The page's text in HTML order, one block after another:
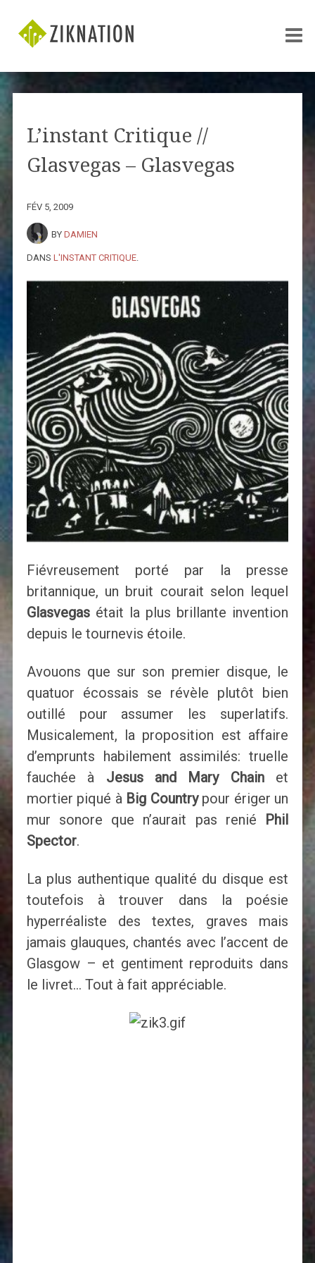
L’instant Critique //
Glasvegas – Glasvegas
FÉV 5, 2009
BY DAMIEN
DANS L'INSTANT CRITIQUE.
Fiévreusement porté par la presse
britannique, un bruit courait selon lequel
Glasvegasétait la plus brillante invention
depuis le tournevis étoile.
Avouons que sur son premier disque, le
quatuor écossais se révèle plutôt bien
outillé pour assumer les superlatifs.
Musicalement, la proposition est affaire
d’emprunts habilement assimilés: truelle
fauchée à Jesus and Mary Chainet
mortier piqué à Big Countrypour ériger un
mur sonore que n’aurait pas renié Phil
Spector.
La plus authentique qualité du disque est
toutefois à trouver dans la poésie
hyperréaliste des textes, graves mais
jamais glauques, chantés avec l’accent de
Glasgow – et gentiment reproduits dans
le livret… Tout à fait appréciable.